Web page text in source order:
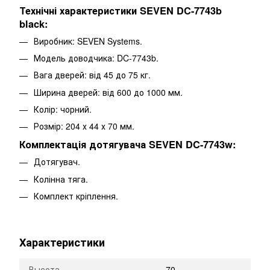
Технічні характеристики SEVEN DC-7743b
black:
Виробник: SEVEN Systems.
Модель доводчика: DC-7743b.
Вага дверей: від 45 до 75 кг.
Ширина дверей: від 600 до 1000 мм.
Колір: чорний.
Розмір: 204 х 44 х 70 мм.
Комплектація дотягувача SEVEN DC-7743w:
Дотягувач.
Колінна тяга.
Комплект кріплення.
Характеристики